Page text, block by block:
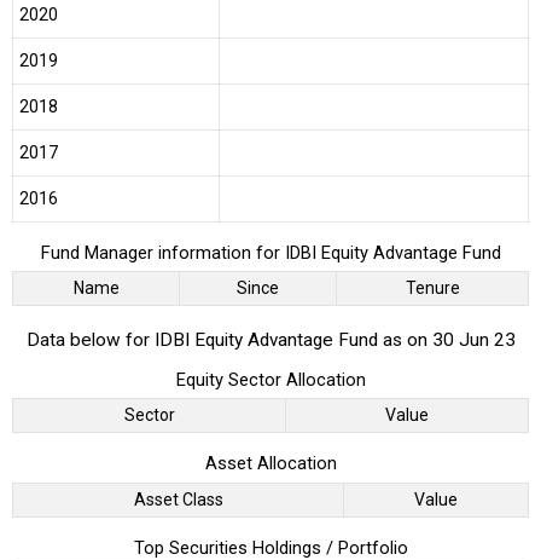
2020
2019
2018
2017
2016
Fund Manager information for IDBI Equity Advantage Fund
Name Since Tenure
Data below for IDBI Equity Advantage Fund as on 30 Jun 23
Equity Sector Allocation
Sector Value
Asset Allocation
Asset Class Value
Top Securities Holdings / Portfolio